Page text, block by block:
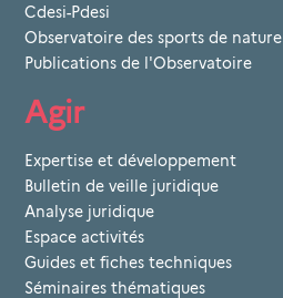
Cdesi-Pdesi
Observatoire des sports de nature
Publications de l'Observatoire
Agir
Expertise et développement
Bulletin de veille juridique
Analyse juridique
Espace activités
Guides et fiches techniques
Séminaires thématiques